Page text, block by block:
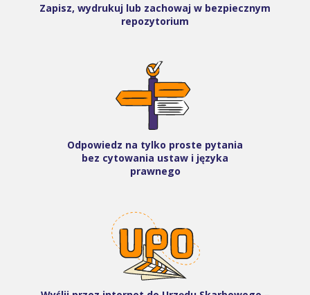
Zapisz, wydrukuj lub zachowaj w bezpiecznym
repozytorium
Odpowiedz na tylko proste pytania
bez cytowania ustaw i języka
prawnego